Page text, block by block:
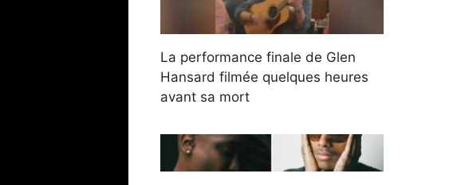
La performance finale de Glen
Hansard filmée quelques heures
avant sa mort